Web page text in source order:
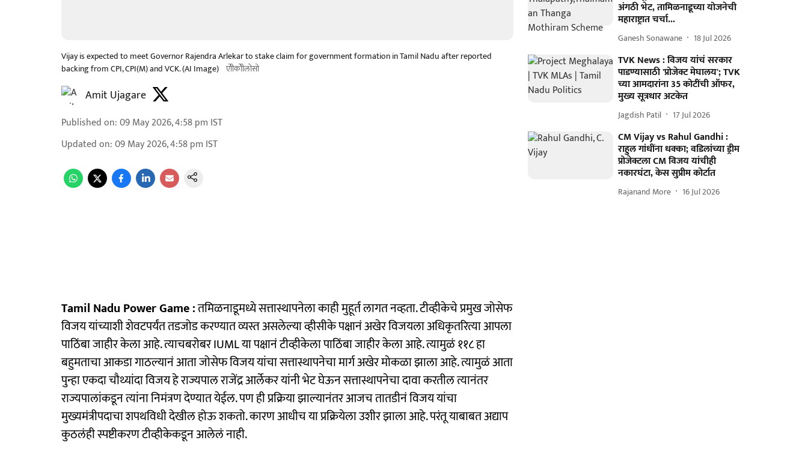
Vijay is expected to meet Governor Rajendra Arlekar to stake claim for government formation in Tamil Nadu after reported
backing from CPI, CPI(M) and VCK. (AI Image) एोीकोीलोसो
Amit Ujagare
Published on:09 May 2026, 4:58 pm IST
Updated on:09 May 2026, 4:58 pm IST
Tamil Nadu Power Game :तमिळनाडूमध्ये सत्तास्थापनेला काही मुहूर्त लागत नव्हता. टीव्हीकेचे प्रमुख जोसेफ
विजय यांच्याशी शेवटपर्यंत तडजोड करण्यात व्यस्त असलेल्या व्हीसीके पक्षानं अखेर विजयला अधिकृतरित्या आपला
पाठिंबा जाहीर केला आहे. त्याचबरोबर IUML या पक्षानं टीव्हीकेला पाठिंबा जाहीर केला आहे. त्यामुळं ११८ हा
बहुमताचा आकडा गाठल्यानं आता जोसेफ विजय यांचा सत्तास्थापनेचा मार्ग अखेर मोकळा झाला आहे. त्यामुळं आता
पुन्हा एकदा चौथ्यांदा विजय हे राज्यपाल राजेंद्र आर्लेकर यांनी भेट घेऊन सत्तास्थापनेचा दावा करतील त्यानंतर
राज्यपालांकडून त्यांना निमंत्रण देण्यात येईल. पण ही प्रक्रिया झाल्यानंतर आजच तातडीनं विजय यांचा
मुख्यमंत्रीपदाचा शपथविधी देखील होऊ शकतो. कारण आधीच या प्रक्रियेला उशीर झाला आहे. परंतू याबाबत अद्याप
कुठलंही स्पष्टीकरण टीव्हीकेकडून आलेलं नाही.
अंगठी भेट, तामिळनाडूच्या योजनेची
महाराष्ट्रात चर्चा...
Ganesh Sonawane 18 Jul 2026
TVK News : विजय यांचं सरकार
पाडण्यासाठी 'प्रोजेक्ट मेघालय'; TVK
च्या आमदारांना 35 कोटींची ऑफर,
मुख्य सूत्रधार अटकेत
Jagdish Patil 17 Jul 2026
CM Vijay vs Rahul Gandhi :
राहुल गांधींना धक्का; वडिलांच्या ड्रीम
प्रोजेक्टला CM विजय यांचीही
नकारघंटा, केस सुप्रीम कोर्टात
Rajanand More 16 Jul 2026